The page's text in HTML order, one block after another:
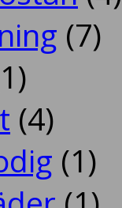
(7)
(4)
(1)